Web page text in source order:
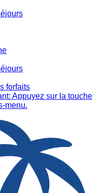
forfaits
Appuyez sur la touche
menu.